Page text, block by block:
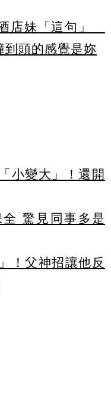
店妹「這句」
到頭的感覺是妳
小變大」！還開
驚見同事多是
！父神招讓他反